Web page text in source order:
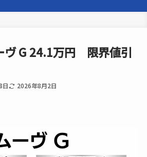
ヴ G 24.1万円 限界値引
日 2026年8月2日